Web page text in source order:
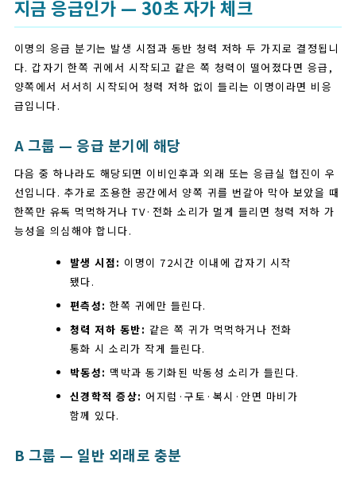
지금 응급인가 — 30초 자가 체크
이명의 응급 분기는 발생 시점과 동반 청력 저하 두 가지로 결정됩니
다. 갑자기 한쪽 귀에서 시작되고 같은 쪽 청력이 떨어졌다면 응급,
양쪽에서 서서히 시작되어 청력 저하 없이 들리는 이명이라면 비응
급입니다.
A 그룹 — 응급 분기에 해당
다음 중 하나라도 해당되면 이비인후과 외래 또는 응급실 협진이 우
선입니다. 추가로 조용한 공간에서 양쪽 귀를 번갈아 막아 보았을 때
한쪽만 유독 먹먹하거나 TV·전화 소리가 멀게 들리면 청력 저하 가
능성을 의심해야 합니다.
발생 시점: 이명이 72시간 이내에 갑자기 시작
됐다.
편측성: 한쪽 귀에만 들린다.
청력 저하 동반: 같은 쪽 귀가 먹먹하거나 전화
통화 시 소리가 작게 들린다.
박동성: 맥박과 동기화된 박동성 소리가 들린다.
신경학적 증상: 어지럼·구토·복시·안면 마비가
함께 있다.
B 그룹 — 일반 외래로 충분